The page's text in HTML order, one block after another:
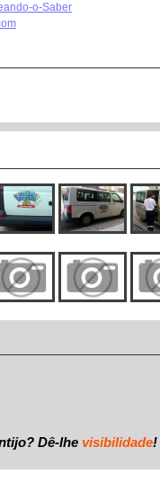
o-Saber
Dê-lhe visibilidade!